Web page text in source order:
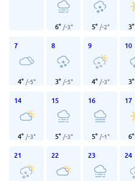
6° /-3° 5° /-2° 3°
7
4° /-5°
8
3° /-5°
9
4° /-3°
10
3°
14
4° /-3°
15
5° /-3°
16
5° /-1°
17
6°
21 22 23 24